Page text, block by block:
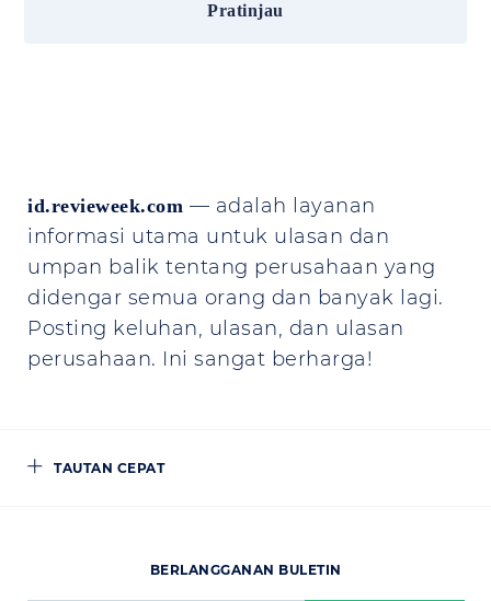
Pratinjau
id.revieweek.com — adalah layanan
informasi utama untuk ulasan dan
umpan balik tentang perusahaan yang
didengar semua orang dan banyak lagi.
Posting keluhan, ulasan, dan ulasan
perusahaan. Ini sangat berharga!
TAUTAN CEPAT
BERLANGGANAN BULETIN